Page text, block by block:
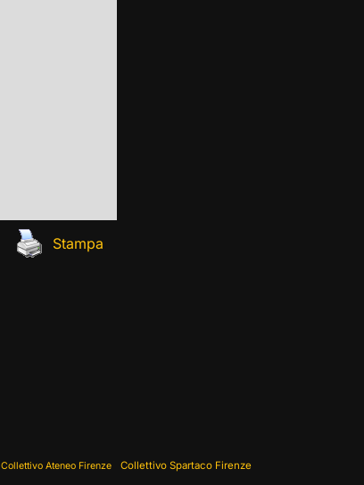
Stampa
Collettivo Ateneo Firenze Collettivo Spartaco Firenze